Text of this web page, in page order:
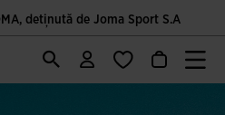
deținută de Joma Sport S.A